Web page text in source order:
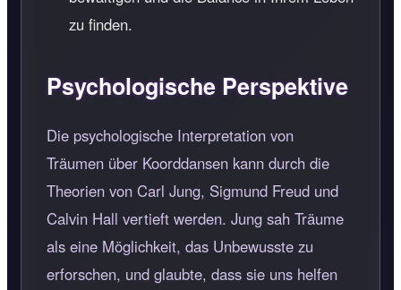
zu finden.
Psychologische Perspektive
Die psychologische Interpretation von
Träumen über Koorddansen kann durch die
Theorien von Carl Jung, Sigmund Freud und
Calvin Hall vertieft werden. Jung sah Träume
als eine Möglichkeit, das Unbewusste zu
erforschen, und glaubte, dass sie uns helfen